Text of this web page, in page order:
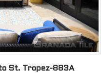
St. Tropez-883A